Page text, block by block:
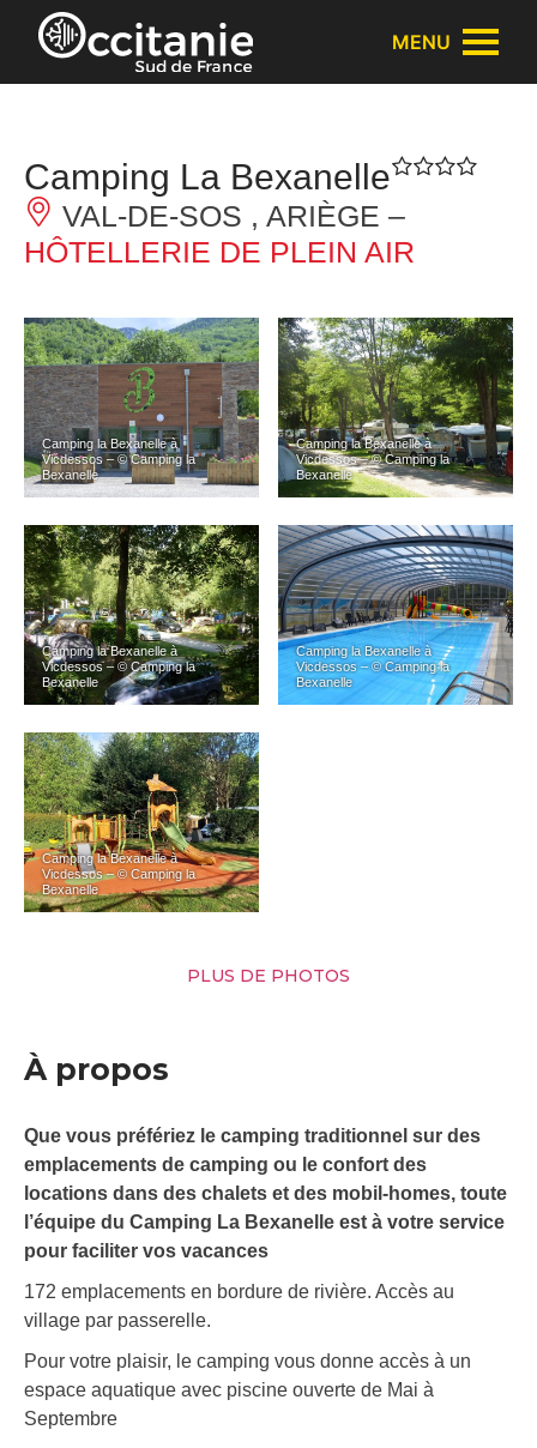
Panneau de gestion des cookies
MENU
Camping La Bexanelle
VAL-DE-SOS , ARIÈGE –
HÔTELLERIE DE PLEIN AIR
Camping la Bexanelle à
Vicdessos – © Camping la
Bexanelle
Camping la Bexanelle à
Vicdessos – © Camping la
Bexanelle
Camping la Bexanelle à
Vicdessos – © Camping la
Bexanelle
Camping la Bexanelle à
Vicdessos – © Camping la
Bexanelle
Camping la Bexanelle à
Vicdessos – © Camping la
Bexanelle
PLUS DE PHOTOS
À propos
Que vous préfériez le camping traditionnel sur des
emplacements de camping ou le confort des
locations dans des chalets et des mobil-homes, toute
l’équipe du Camping La Bexanelle est à votre service
pour faciliter vos vacances
172 emplacements en bordure de rivière. Accès au
village par passerelle.
Pour votre plaisir, le camping vous donne accès à un
espace aquatique avec piscine ouverte de Mai à
Septembre